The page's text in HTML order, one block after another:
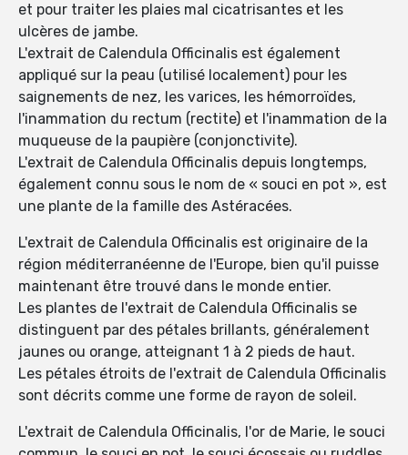
et pour traiter les plaies mal cicatrisantes et les
ulcères de jambe.
L'extrait de Calendula Officinalis est également
appliqué sur la peau (utilisé localement) pour les
saignements de nez, les varices, les hémorroïdes,
l'inammation du rectum (rectite) et l'inammation de la
muqueuse de la paupière (conjonctivite).
L'extrait de Calendula Officinalis depuis longtemps,
également connu sous le nom de « souci en pot », est
une plante de la famille des Astéracées.
L'extrait de Calendula Officinalis est originaire de la
région méditerranéenne de l'Europe, bien qu'il puisse
maintenant être trouvé dans le monde entier.
Les plantes de l'extrait de Calendula Officinalis se
distinguent par des pétales brillants, généralement
jaunes ou orange, atteignant 1 à 2 pieds de haut.
Les pétales étroits de l'extrait de Calendula Officinalis
sont décrits comme une forme de rayon de soleil.
L'extrait de Calendula Officinalis, l'or de Marie, le souci